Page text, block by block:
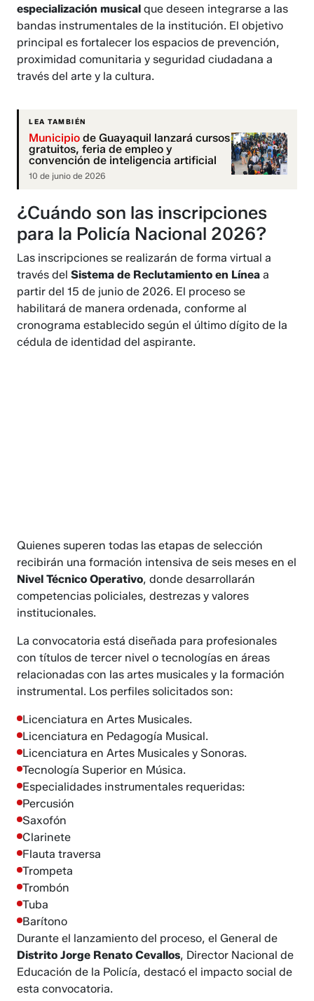
especialización musical que deseen integrarse a las
bandas instrumentales de la institución. El objetivo
principal es fortalecer los espacios de prevención,
proximidad comunitaria y seguridad ciudadana a
través del arte y la cultura.
LEA TAMBIÉN
Municipio de Guayaquil lanzará cursos
gratuitos, feria de empleo y
convención de inteligencia artificial
10 de junio de 2026
¿Cuándo son las inscripciones
para la Policía Nacional 2026?
Las inscripciones se realizarán de forma virtual a
través delSistema de Reclutamiento en Línea a
partir del 15 de junio de 2026. El proceso se
habilitará de manera ordenada, conforme al
cronograma establecido según el último dígito de la
cédula de identidad del aspirante.
Quienes superen todas las etapas de selección
recibirán una formación intensiva de seis meses en el
Nivel Técnico Operativo, donde desarrollarán
competencias policiales, destrezas y valores
institucionales.
La convocatoria está diseñada para profesionales
con títulos de tercer nivel o tecnologías en áreas
relacionadas con las artes musicales y la formación
instrumental. Los perfiles solicitados son:
Licenciatura en Artes Musicales.
Licenciatura en Pedagogía Musical.
Licenciatura en Artes Musicales y Sonoras.
Tecnología Superior en Música.
Especialidades instrumentales requeridas:
Percusión
Saxofón
Clarinete
Flauta traversa
Trompeta
Trombón
Tuba
Barítono
Durante el lanzamiento del proceso, el General de
Distrito Jorge Renato Cevallos, Director Nacional de
Educación de la Policía, destacó el impacto social de
esta convocatoria.